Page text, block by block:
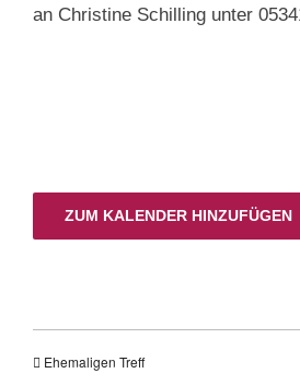
an Christine Schilling unter
ZUM KALENDER HINZUFÜGEN
Ehemaligen Treff